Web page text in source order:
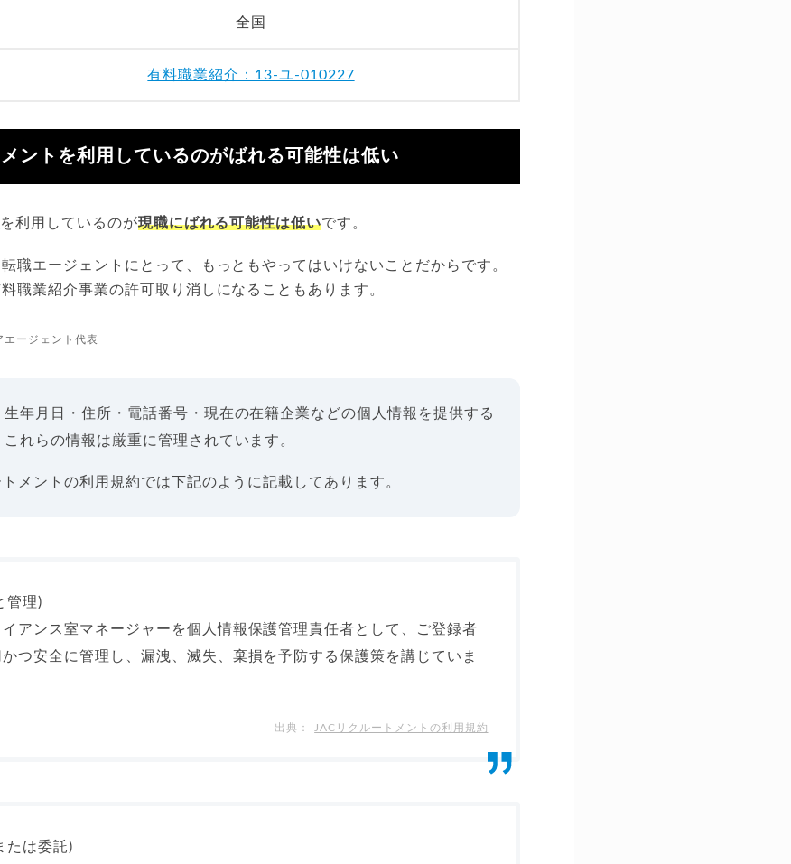
全国
有料職業紹介：13-ユ-010227
ントを利用しているのがばれる可能性は低い
を利用しているのが現職にばれる可能性は低いです。
職エージェントにとって、もっともやってはいけないことだからです。
職業紹介事業の許可取り消しになることもあります。
エージェント代表
年月日・住所・電話番号・現在の在籍企業などの個人情報を提供する
れらの情報は厳重に管理されています。
メントの利用規約では下記のように記載してあります。
管理)
アンス室マネージャーを個人情報保護管理責任者として、ご登録者
つ安全に管理し、漏洩、滅失、棄損を予防する保護策を講じていま
JACリクルートメントの利用規約
たは委託)